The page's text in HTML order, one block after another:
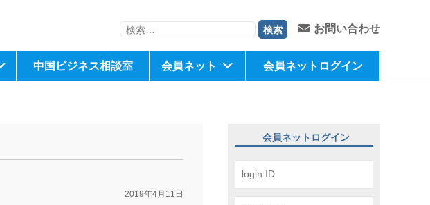
検
お問い合わせ
中国ビジネス相談室 会員ネット 会員ネットログイン
2019年4月11日
会員ネットログイン